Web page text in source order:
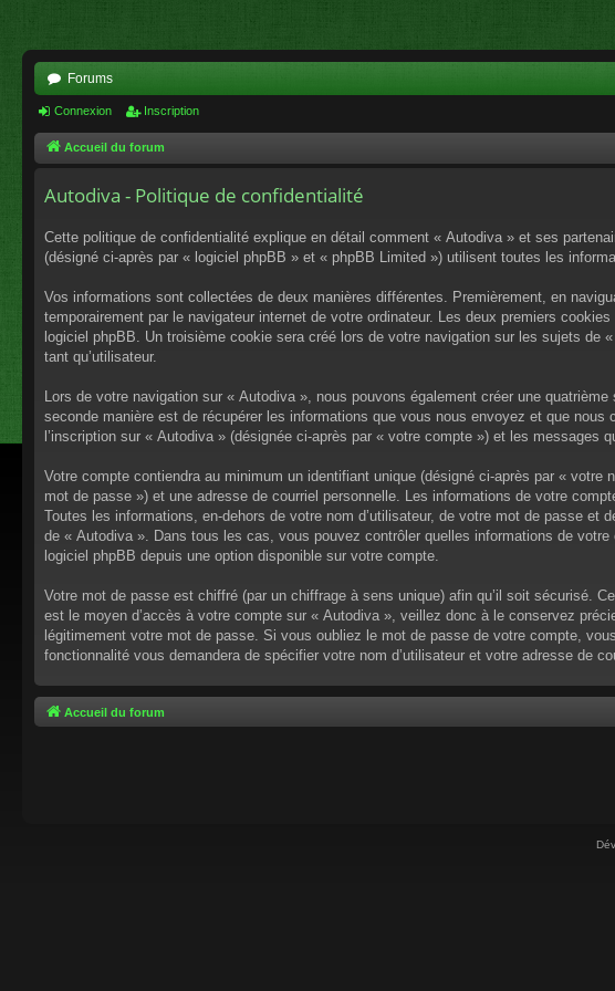
Forums
Connexion Inscription
Accueil du forum
Autodiva - Politique de confidentialité
Cette politique de confidentialité explique en détail comment « Autodiva » et ses
(désigné ci-après par « logiciel phpBB » et « phpBB Limited ») utilisent toutes les
Vos informations sont collectées de deux manières différentes. Premièrement, en
temporairement par le navigateur internet de votre ordinateur. Les deux premiers
logiciel phpBB. Un troisième cookie sera créé lors de votre navigation sur les sujets
tant qu’utilisateur.
Lors de votre navigation sur « Autodiva », nous pouvons également créer une
seconde manière est de récupérer les informations que vous nous envoyez et que
l’inscription sur « Autodiva » (désignée ci-après par « votre compte ») et les
Votre compte contiendra au minimum un identifiant unique (désigné ci-après par «
mot de passe ») et une adresse de courriel personnelle. Les informations de votre
Toutes les informations, en-dehors de votre nom d’utilisateur, de votre mot de passe
de « Autodiva ». Dans tous les cas, vous pouvez contrôler quelles informations de
logiciel phpBB depuis une option disponible sur votre compte.
Votre mot de passe est chiffré (par un chiffrage à sens unique) afin qu’il soit sécurisé.
est le moyen d’accès à votre compte sur « Autodiva », veillez donc à le conservez
légitimement votre mot de passe. Si vous oubliez le mot de passe de votre compte,
fonctionnalité vous demandera de spécifier votre nom d’utilisateur et votre adresse de
Accueil du forum